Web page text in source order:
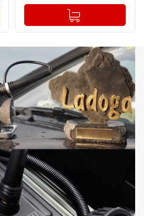
+
Добавлено в корзину